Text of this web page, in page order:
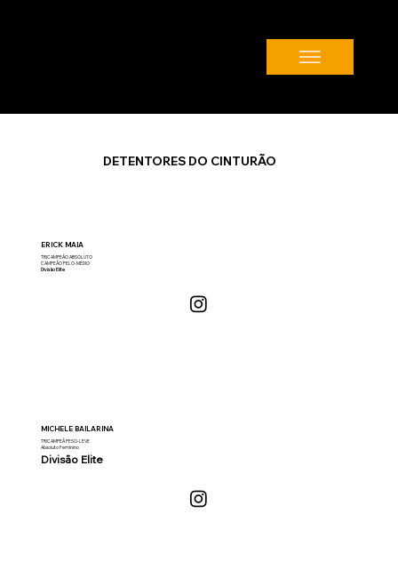
DETENTORES DO CINTURÃO
ERICK MAIA
TRICAMPEÃO ABSOLUTO
CAMPEÃO PELO-MÉDIO
Divisão Elite
MICHELE BAILARINA
TRICAMPEÃ PESO-LEVE
Absoluto Feminino
Divisão Elite